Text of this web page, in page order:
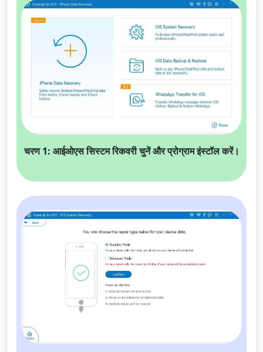
चरण 1: आईओएस सिस्टम रिकवरी चुनें और प्रोग्राम इंस्टॉल करें।
भाषा स्विच
English Nederlands
Tiếng Việt
Español
Deutsche
Norsk
Svenska